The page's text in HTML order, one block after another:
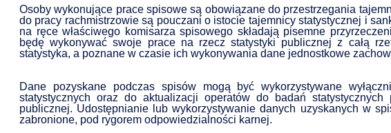
Osoby wykonujące prace spisowe są obowiązane do przestrzegania
do pracy rachmistrzowie są pouczani o istocie tajemnicy statystycznej i
na ręce właściwego komisarza spisowego składają pisemne
będę wykonywać swoje prace na rzecz statystyki publicznej z całą
statystyka, a poznane w czasie ich wykonywania dane jednostkowe
Dane pozyskane podczas spisów mogą być wykorzystywane
statystycznych oraz do aktualizacji operatów do badań statystycznych
publicznej. Udostępnianie lub wykorzystywanie danych uzyskanych w
zabronione, pod rygorem odpowiedzialności karnej.